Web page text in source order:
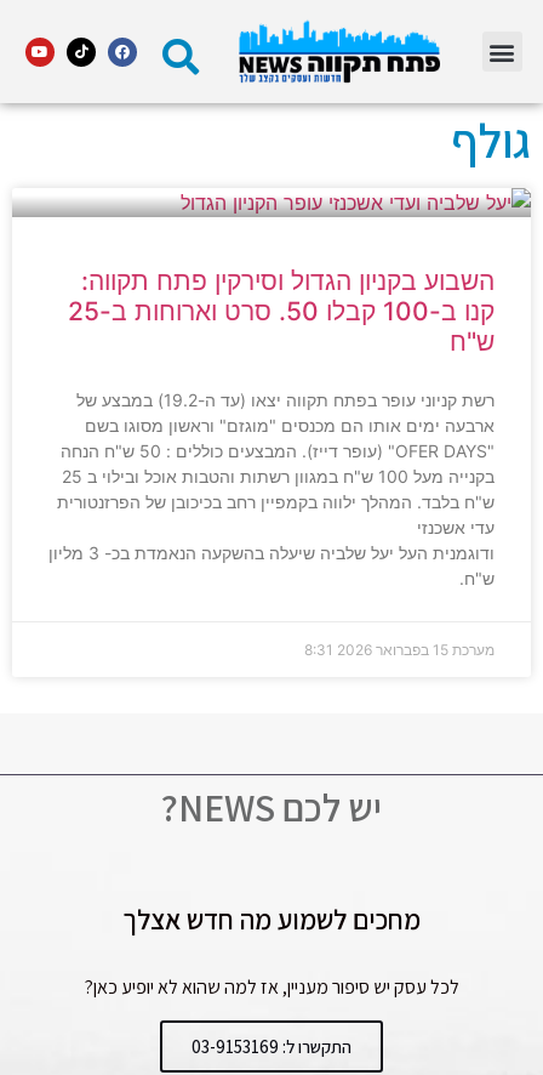
גולף
השבוע בקניון הגדול וסירקין פתח תקווה:
קנו ב-100 קבלו 50. סרט וארוחות ב-25
ש"ח
רשת קניוני עופר בפתח תקווה יצאו (עד ה-19.2) במבצע של
ארבעה ימים אותו הם מכנסים "מוגזם" וראשון מסוגו בשם
"OFER DAYS" (עופר דייז). המבצעים כוללים : 50 ש"ח הנחה
בקנייה מעל 100 ש"ח במגוון רשתות והטבות אוכל ובילוי ב 25
ש"ח בלבד. המהלך ילווה בקמפיין רחב בכיכובן של הפרזנטורית
עדי אשכנזי
ודוגמנית העל יעל שלביה שיעלה בהשקעה הנאמדת בכ- 3 מליון
ש"ח.
מערכת 15 בפברואר 2026 8:31
יש לכם NEWS?
מחכים לשמוע מה חדש אצלך
לכל עסק יש סיפור מעניין, אז למה שהוא לא יופיע כאן?
התקשרו ל: 03-9153169